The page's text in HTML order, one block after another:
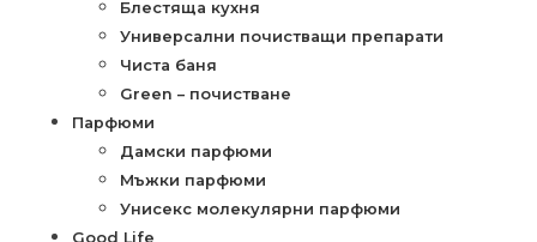
Блестяща кухня
Универсални почистващи препарати
Чиста баня
Green – почистване
Парфюми
Дамски парфюми
Мъжки парфюми
Унисекс молекулярни парфюми
Good Life